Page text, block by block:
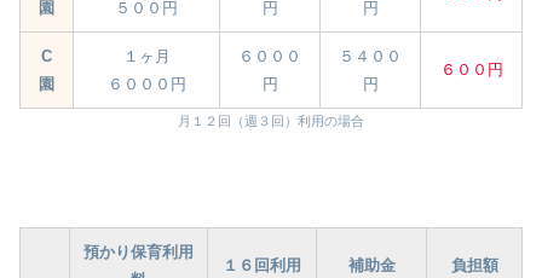
園
５００円
円
円
C
園
１ヶ月
６０００円
６０００
円
５４００
円
６００円
月１２回（週３回）利用の場合
預かり保育利用
１６回利用 補助金 負担額